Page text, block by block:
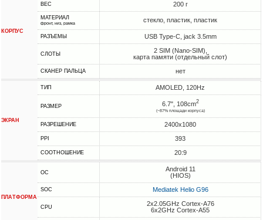
КОРПУС
ВЕС 200 г
МАТЕРИАЛ
фронт, низ, рамка стекло, пластик, пластик
РАЗЪЕМЫ USB Type-C, jack 3.5mm
СЛОТЫ
2 SIM (Nano-SIM),
карта памяти (отдельный слот)
СКАНЕР ПАЛЬЦА нет
ЭКРАН
ТИП AMOLED, 120Hz
РАЗМЕР 6.7", 108cm2
(~87% площади корпуса)
РАЗРЕШЕНИЕ 2400x1080
PPI 393
СООТНОШЕНИЕ 20:9
ПЛАТФОРМА
ОС
Android 11
(HIOS)
SOC Mediatek Helio G96
CPU
2x2.05GHz Cortex-A76
6x2GHz Cortex-A55